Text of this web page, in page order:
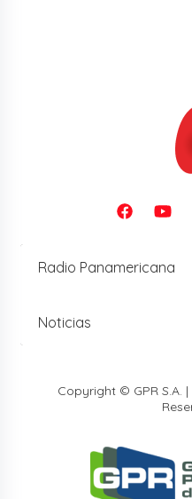
Radio Panamericana
Noticias
Copyright © GPR S.A.